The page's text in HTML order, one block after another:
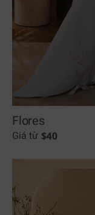
Flores
Giá từ $40